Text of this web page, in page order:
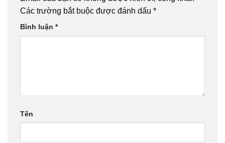
Các trường bắt buộc được đánh dấu *
Bình luận *
Tên